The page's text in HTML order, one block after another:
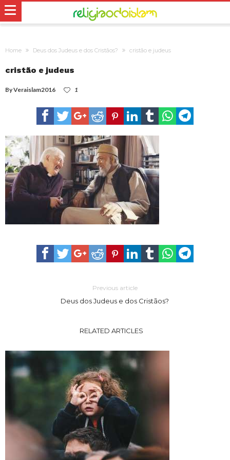
Home Deus dos Judeus e dos Cristãos? cristão e judeus
cristão e judeus
ByVeraislam2016 1
Previous article
Deus dos Judeus e dos Cristãos?
RELATED ARTICLES